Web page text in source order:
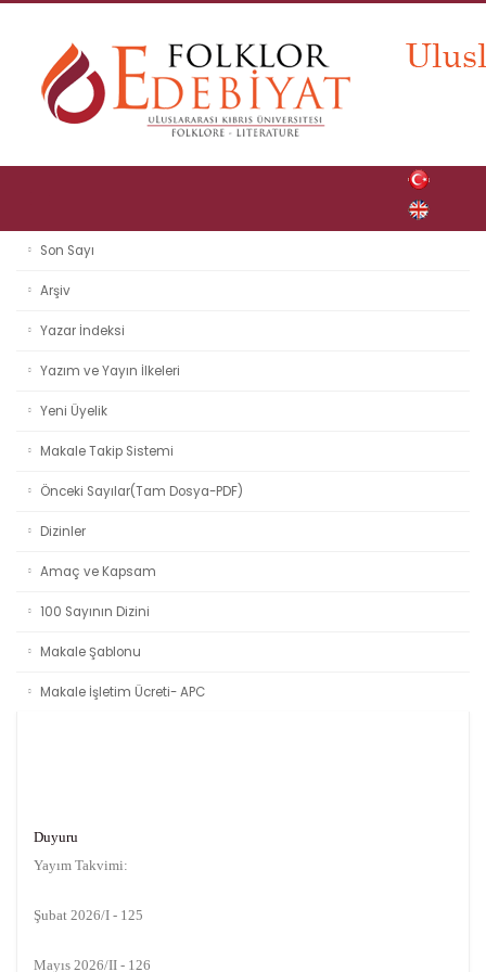
Son Sayı
Arşiv
Yazar İndeksi
Yazım ve Yayın İlkeleri
Yeni Üyelik
Makale Takip Sistemi
Önceki Sayılar(Tam Dosya-PDF)
Dizinler
Amaç ve Kapsam
100 Sayının Dizini
Makale Şablonu
Makale İşletim Ücreti- APC
Duyuru
Yayım Takvimi:
Şubat 2026/I - 125
Mayıs 2026/II - 126